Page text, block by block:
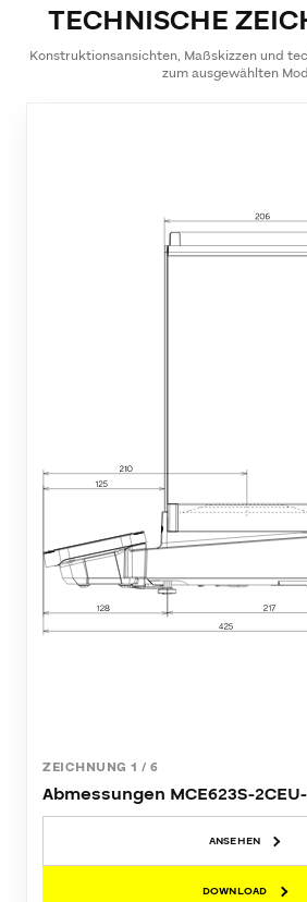
TECHNISCHE
Konstruktionsansichten, Maßskizzen und
zum ausgewählten
ZEICHNUNG 1 / 6
Abmessungen MCE623S-
ANSEHEN
DOWNLOAD